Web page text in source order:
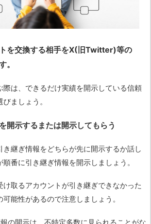
を交換する相手をX(旧Twitter)等の
。
際は、できるだけ実績を開示している信頼
ましょう。
開示するまたは開示してもらう
き継ぎ情報をどちらが先に開示するか話し
番に引き継ぎ情報を開示しましょう。
け取るアカウントが引き継ぎできなかった
能性があるので注意しましょう。
の開示は、不特定多数に見られることがな